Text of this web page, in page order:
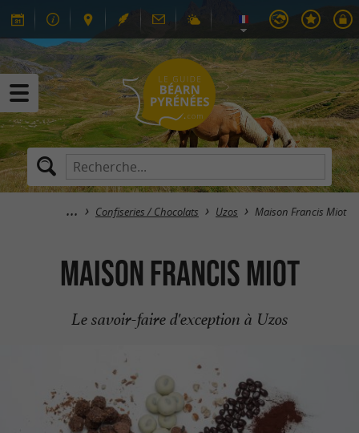
Confiseries / Chocolats Uzos Maison Francis Miot
Maison Francis Miot
Le savoir-faire d'exception à Uzos